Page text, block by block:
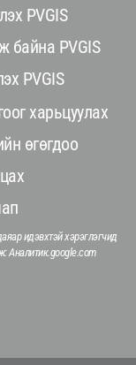
PVGIS
байна PVGIS
PVGIS
харьцуулах
өгөгдоо
идэвхтэй хэрэглэгчид
Аналитик.google.com